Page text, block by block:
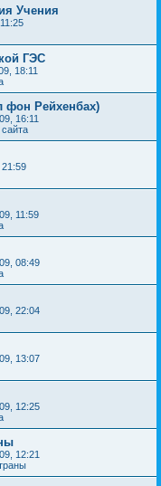
Учения
ГЭС
18:11
фон Рейхенбах)
16:11
11:59
08:49
22:04
13:07
12:25
12:21